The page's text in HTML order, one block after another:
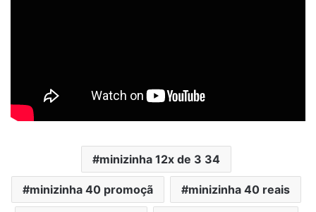
minizinha 12x de 3 34
minizinha 40 promoçã minizinha 40 reais